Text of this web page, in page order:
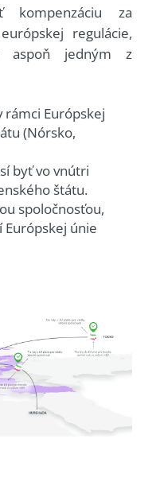
za
regulácie,
aspoň jedným z
rámci Európskej
(Nórsko,
byť vo vnútri
štátu.
spoločnosťou,
Európskej únie